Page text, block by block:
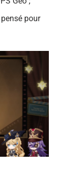
pensé pour